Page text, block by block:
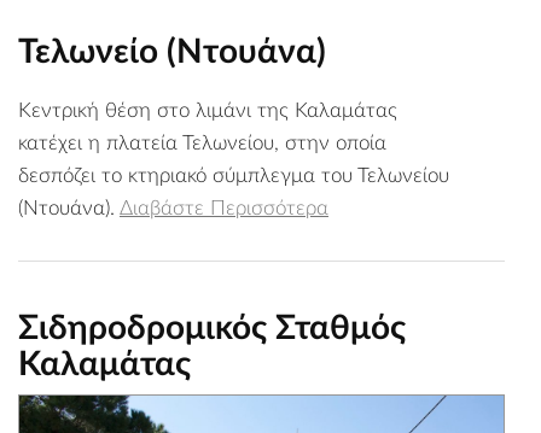
Τελωνείο (Ντουάνα)
Κεντρική θέση στο λιμάνι της Καλαμάτας
κατέχει η πλατεία Τελωνείου, στην οποία
δεσπόζει το κτηριακό σύμπλεγμα του Τελωνείου
(Ντουάνα). Διαβάστε Περισσότερα
Σιδηροδρομικός Σταθμός
Καλαμάτας